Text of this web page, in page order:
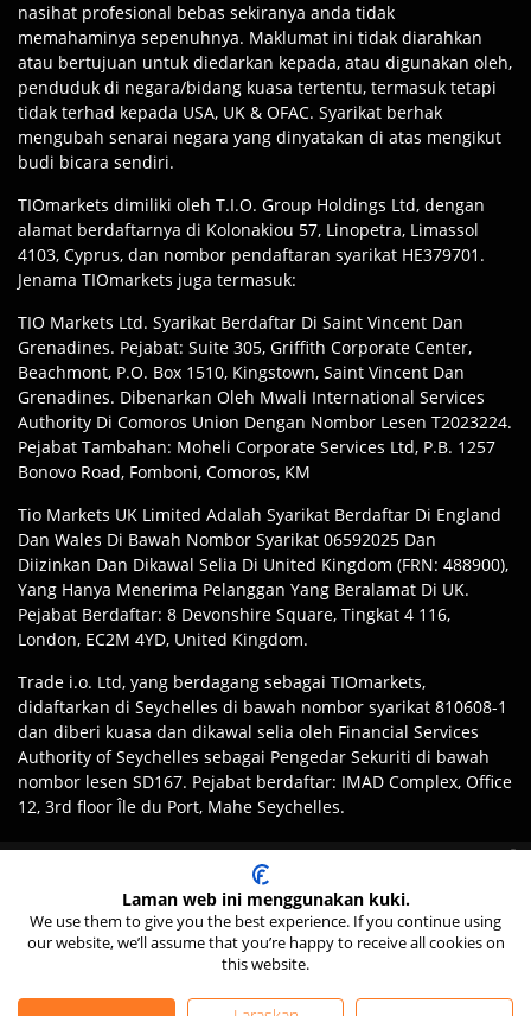
nasihat profesional bebas sekiranya anda tidak
memahaminya sepenuhnya. Maklumat ini tidak diarahkan
atau bertujuan untuk diedarkan kepada, atau digunakan oleh,
penduduk di negara/bidang kuasa tertentu, termasuk tetapi
tidak terhad kepada USA, UK & OFAC. Syarikat berhak
mengubah senarai negara yang dinyatakan di atas mengikut
budi bicara sendiri.
TIOmarkets dimiliki oleh T.I.O. Group Holdings Ltd, dengan
alamat berdaftarnya di Kolonakiou 57, Linopetra, Limassol
4103, Cyprus, dan nombor pendaftaran syarikat HE379701.
Jenama TIOmarkets juga termasuk:
TIO Markets Ltd. Syarikat Berdaftar Di Saint Vincent Dan
Grenadines. Pejabat: Suite 305, Griffith Corporate Center,
Beachmont, P.O. Box 1510, Kingstown, Saint Vincent Dan
Grenadines. Dibenarkan Oleh Mwali International Services
Authority Di Comoros Union Dengan Nombor Lesen T2023224.
Pejabat Tambahan: Moheli Corporate Services Ltd, P.B. 1257
Bonovo Road, Fomboni, Comoros, KM
Tio Markets UK Limited Adalah Syarikat Berdaftar Di England
Dan Wales Di Bawah Nombor Syarikat 06592025 Dan
Diizinkan Dan Dikawal Selia Di United Kingdom (FRN: 488900),
Yang Hanya Menerima Pelanggan Yang Beralamat Di UK.
Pejabat Berdaftar: 8 Devonshire Square, Tingkat 4 116,
London, EC2M 4YD, United Kingdom.
Trade i.o. Ltd, yang berdagang sebagai TIOmarkets,
didaftarkan di Seychelles di bawah nombor syarikat 810608-1
dan diberi kuasa dan dikawal selia oleh Financial Services
Authority of Seychelles sebagai Pengedar Sekuriti di bawah
nombor lesen SD167. Pejabat berdaftar: IMAD Complex, Office
12, 3rd floor Île du Port, Mahe Seychelles.
Penafian: Pelanggan Bertanggungjawab Memastikan Mereka
Mendaftar Dengan Entiti Sesuai Jenama TIOmarkets Mengikut
Undang-Undang Dan Peraturan Bidang Kuasa Mereka. Akses
Kepada Produk Atau Perkhidmatan Mungkin Terhad Oleh
Sekatan Undang-Undang Tempatan, Dan Tidak Semua
Tawaran Tersedia Di Semua Bidang Kuasa.
membawa risiko tinggi kehilangan wang dengan cepat akibat leveraj.
Laman web ini menggunakan kuki.
We use them to give you the best experience. If you continue using
our website, we’ll assume that you’re happy to receive all cookies on
this website.